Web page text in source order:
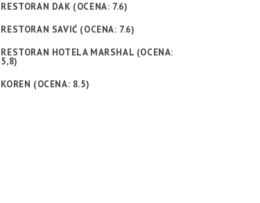
RESTORAN DAK (OCENA: 7.6)
RESTORAN SAVIĆ (OCENA: 7.6)
RESTORAN HOTELA MARSHAL (OCENA:
5,8)
KOREN (OCENA: 8.5)